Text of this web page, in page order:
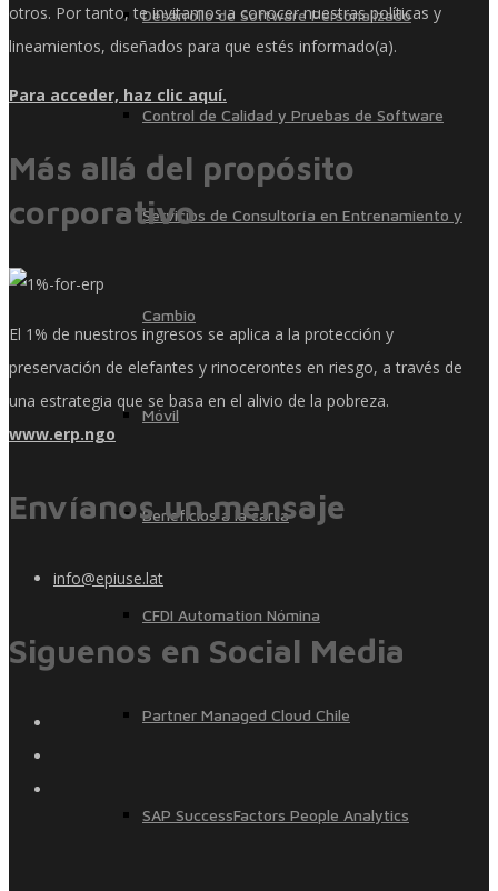
Desarrollo de Software Personalizado
Control de Calidad y Pruebas de Software
Servicios de Consultoría en Entrenamiento y
Cambio
Móvil
Beneficios a la carta
CFDI Automation Nómina
Partner Managed Cloud Chile
SAP SuccessFactors People Analytics
otros. Por tanto, te invitamos a conocer nuestras políticas y
lineamientos, diseñados para que estés informado(a).
Para acceder, haz clic aquí.
Más allá del propósito
corporativo
El 1% de nuestros ingresos se aplica a la protección y
preservación de elefantes y rinocerontes en riesgo, a través de
una estrategia que se basa en el alivio de la pobreza.
www.erp.ngo
Envíanos un mensaje
info@epiuse.lat
Siguenos en Social Media